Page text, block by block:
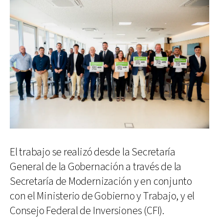
El trabajo se realizó desde la Secretaría
General de la Gobernación a través de la
Secretaría de Modernización y en conjunto
con el Ministerio de Gobierno y Trabajo, y el
Consejo Federal de Inversiones (CFI).